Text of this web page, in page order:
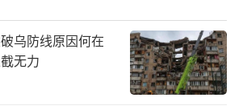
乌防线原因何在
无力